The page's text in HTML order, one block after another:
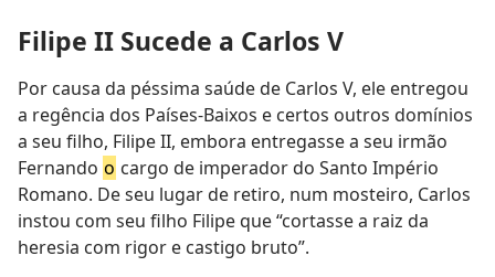
Filipe II Sucede a Carlos V
Por causa da péssima saúde de Carlos V, ele entregou
a regência dos Países-Baixos e certos outros domínios
a seu filho, Filipe II, embora entregasse a seu irmão
Fernando o cargo de imperador do Santo Império
Romano. De seu lugar de retiro, num mosteiro, Carlos
instou com seu filho Filipe que “cortasse a raiz da
heresia com rigor e castigo bruto”.